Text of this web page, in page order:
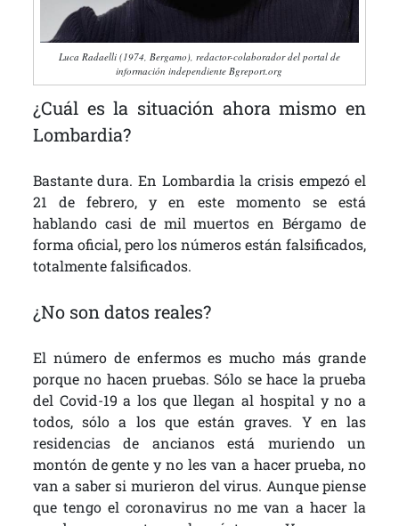
Luca Radaelli (1974, Bergamo), redactor-colaborador del portal de
información independiente Bgreport.org
¿Cuál es la situación ahora mismo en
Lombardia?
Bastante dura. En Lombardia la crisis empezó el
21 de febrero, y en este momento se está
hablando casi de mil muertos en Bérgamo de
forma oficial, pero los números están falsificados,
totalmente falsificados.
¿No son datos reales?
El número de enfermos es mucho más grande
porque no hacen pruebas. Sólo se hace la prueba
del Covid-19 a los que llegan al hospital y no a
todos, sólo a los que están graves. Y en las
residencias de ancianos está muriendo un
montón de gente y no les van a hacer prueba, no
van a saber si murieron del virus. Aunque piense
que tengo el coronavirus no me van a hacer la